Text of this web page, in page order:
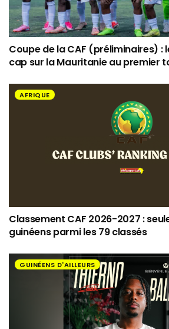
Coupe de la CAF (préliminaires) :
cap sur la Mauritanie au premier
AFRIQUE
Classement CAF 2026-2027 :
guinéens parmi les 79 classés
GUINÉENS D'AILLEURS